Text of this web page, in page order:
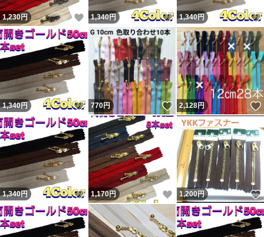
1,230円 いいね！
1,340円 いいね！
1,340円
1,340円 いいね！
770円 いいね！
2,128円
1,340円 いいね！
1,170円 いいね！
1,200円